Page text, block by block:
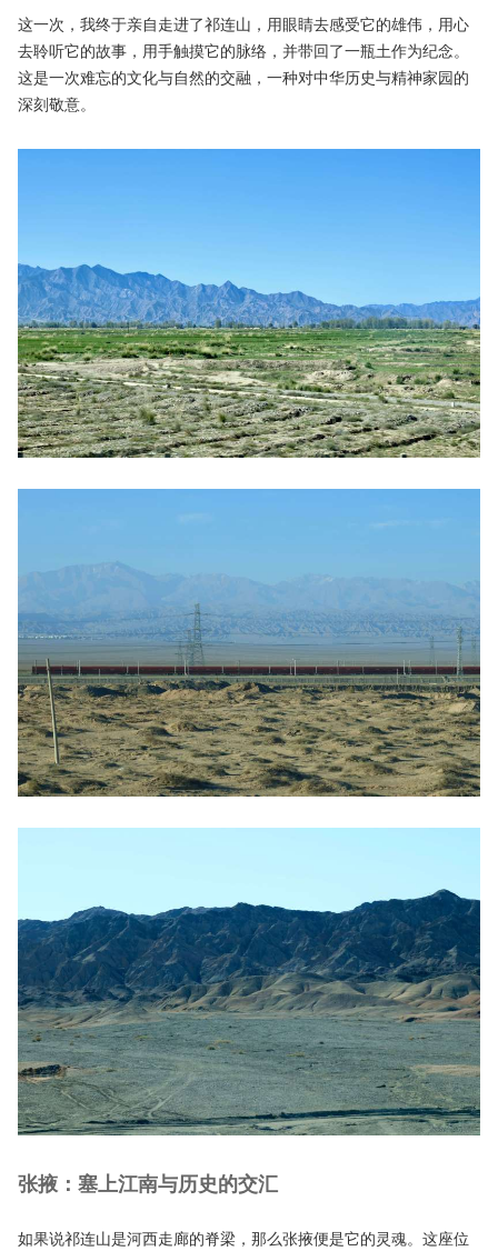
这一次，我终于亲自走进了祁连山，用眼睛去感受它的雄伟，用心
去聆听它的故事，用手触摸它的脉络，并带回了一瓶土作为纪念。
这是一次难忘的文化与自然的交融，一种对中华历史与精神家园的
深刻敬意。
张掖：塞上江南与历史的交汇
如果说祁连山是河西走廊的脊梁，那么张掖便是它的灵魂。这座位